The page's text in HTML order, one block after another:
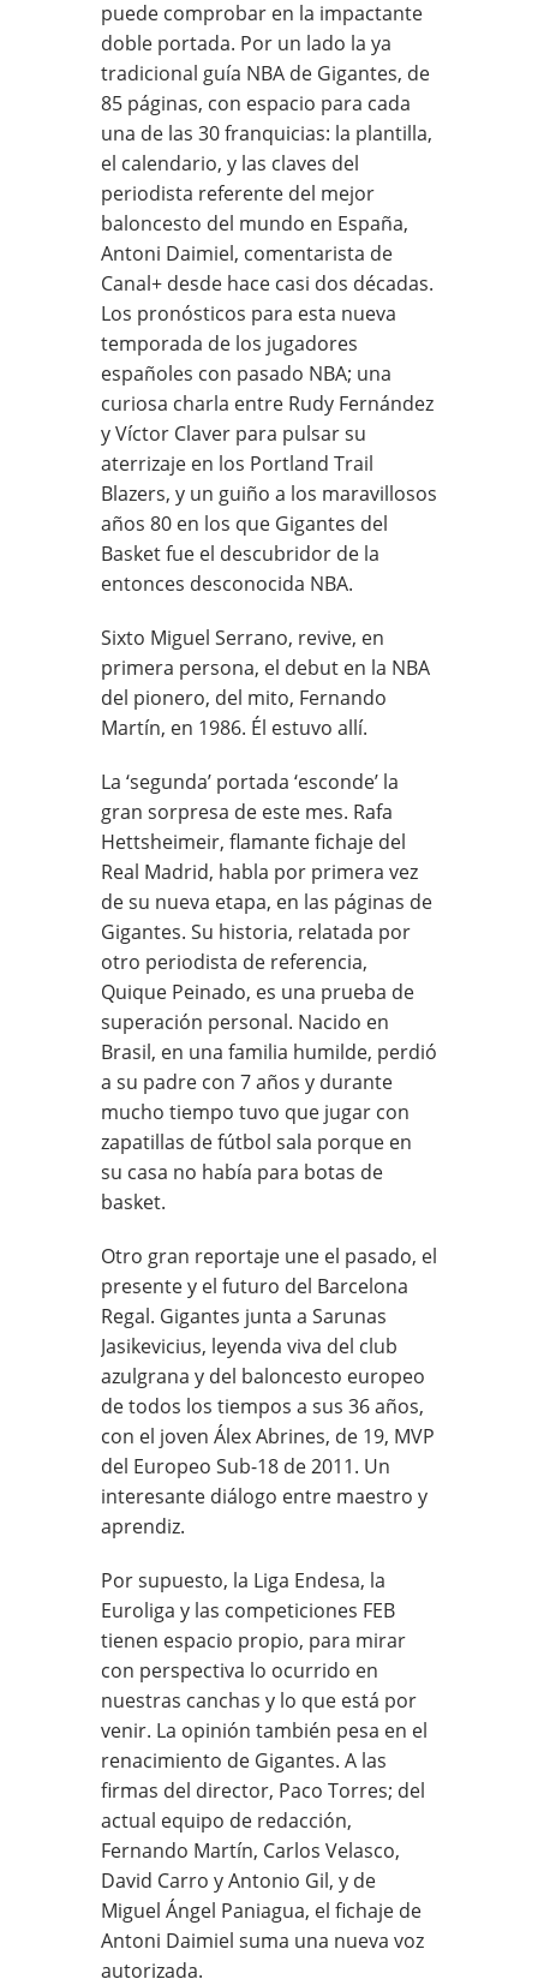
puede comprobar en la impactante
doble portada. Por un lado la ya
tradicional guía NBA de Gigantes, de
85 páginas, con espacio para cada
una de las 30 franquicias: la plantilla,
el calendario, y las claves del
periodista referente del mejor
baloncesto del mundo en España,
Antoni Daimiel, comentarista de
Canal+ desde hace casi dos décadas.
Los pronósticos para esta nueva
temporada de los jugadores
españoles con pasado NBA; una
curiosa charla entre Rudy Fernández
y Víctor Claver para pulsar su
aterrizaje en los Portland Trail
Blazers, y un guiño a los maravillosos
años 80 en los que Gigantes del
Basket fue el descubridor de la
entonces desconocida NBA.
Sixto Miguel Serrano, revive, en
primera persona, el debut en la NBA
del pionero, del mito, Fernando
Martín, en 1986. Él estuvo allí.
La ‘segunda’ portada ‘esconde’ la
gran sorpresa de este mes. Rafa
Hettsheimeir, flamante fichaje del
Real Madrid, habla por primera vez
de su nueva etapa, en las páginas de
Gigantes. Su historia, relatada por
otro periodista de referencia,
Quique Peinado, es una prueba de
superación personal. Nacido en
Brasil, en una familia humilde, perdió
a su padre con 7 años y durante
mucho tiempo tuvo que jugar con
zapatillas de fútbol sala porque en
su casa no había para botas de
basket.
Otro gran reportaje une el pasado, el
presente y el futuro del Barcelona
Regal. Gigantes junta a Sarunas
Jasikevicius, leyenda viva del club
azulgrana y del baloncesto europeo
de todos los tiempos a sus 36 años,
con el joven Álex Abrines, de 19, MVP
del Europeo Sub-18 de 2011. Un
interesante diálogo entre maestro y
aprendiz.
Por supuesto, la Liga Endesa, la
Euroliga y las competiciones FEB
tienen espacio propio, para mirar
con perspectiva lo ocurrido en
nuestras canchas y lo que está por
venir. La opinión también pesa en el
renacimiento de Gigantes. A las
firmas del director, Paco Torres; del
actual equipo de redacción,
Fernando Martín, Carlos Velasco,
David Carro y Antonio Gil, y de
Miguel Ángel Paniagua, el fichaje de
Antoni Daimiel suma una nueva voz
autorizada.